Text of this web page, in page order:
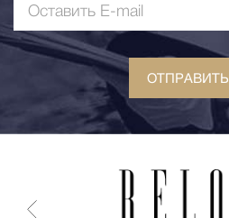
ОТПРАВИТЬ